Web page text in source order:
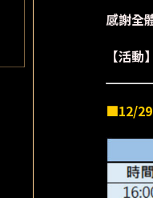
感謝全
【活
■12/29